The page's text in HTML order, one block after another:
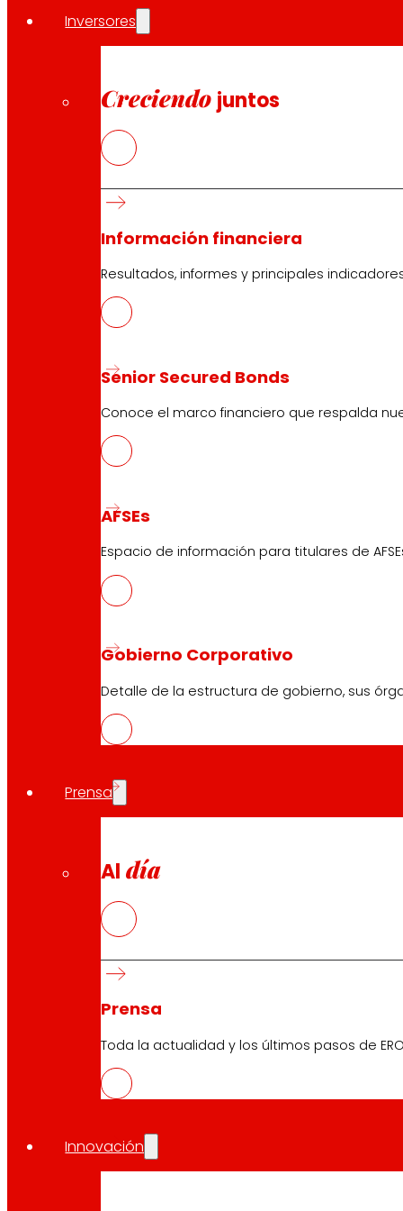
Inversores
Creciendo juntos
Información financiera
Resultados, informes y principales
Senior Secured Bonds
Conoce el marco financiero que respalda
AFSEs
Espacio de información para titulares de
Gobierno Corporativo
Detalle de la estructura de gobierno, sus
Prensa
Al día
Prensa
Toda la actualidad y los últimos pasos de
Innovación